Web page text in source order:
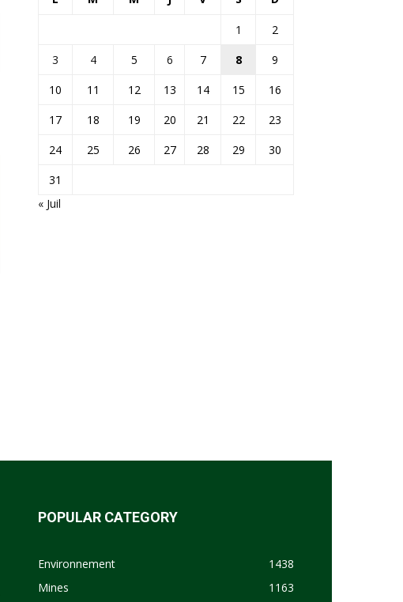
1
2
3
4 5 6 7 8
9
10
11 12 13 14 15
16
17
18 19 20 21 22
23
24
25 26 27 28 29
30
31
« Juil
POPULAR CATEGORY
Environnement
1438
Mines
1163